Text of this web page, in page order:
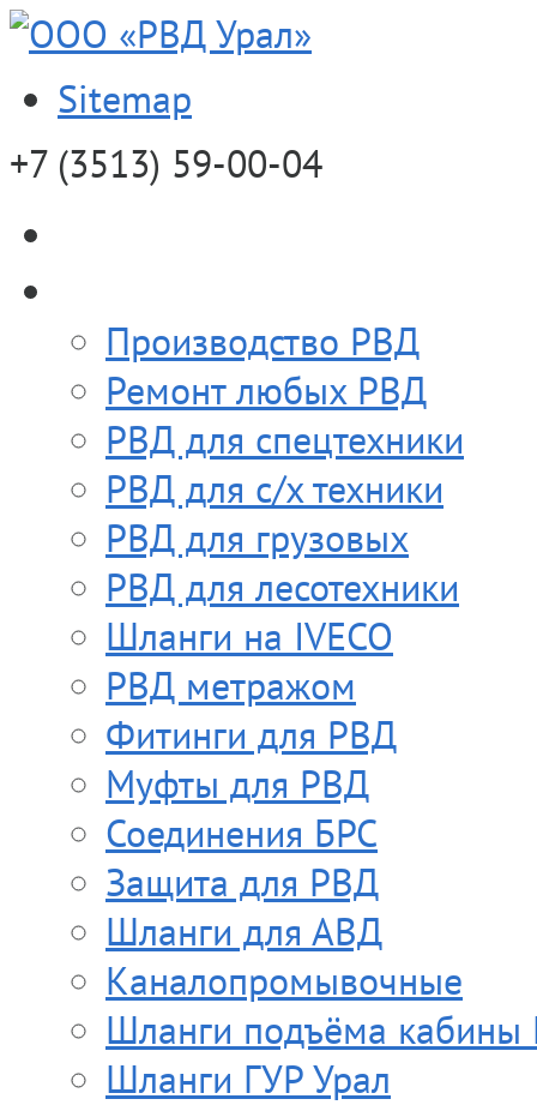
Sitemap
+7 (3513) 59-00-04
Производство РВД
Ремонт любых РВД
РВД для спецтехники
РВД для с/х техники
РВД для грузовых
РВД для лесотехники
Шланги на IVECO
РВД метражом
Фитинги для РВД
Муфты для РВД
Соединения БРС
Защита для РВД
Шланги для АВД
Каналопромывочные
Шланги подъёма
Шланги ГУР Урал